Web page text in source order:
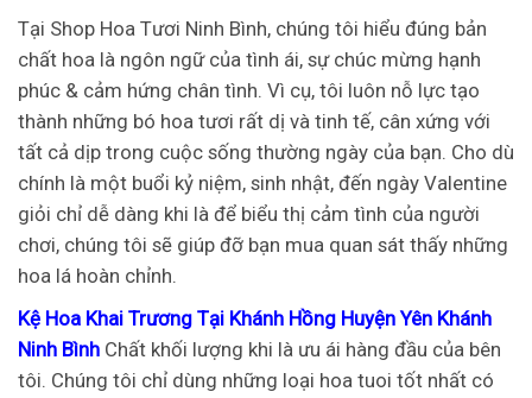
Tại Shop Hoa Tươi Ninh Bình, chúng tôi hiểu đúng bản
chất hoa là ngôn ngữ của tình ái, sự chúc mừng hạnh
phúc & cảm hứng chân tình. Vì cụ, tôi luôn nỗ lực tạo
thành những bó hoa tươi rất dị và tinh tế, cân xứng với
tất cả dịp trong cuộc sống thường ngày của bạn. Cho dù
chính là một buổi kỷ niệm, sinh nhật, đến ngày Valentine
giỏi chỉ dễ dàng khi là để biểu thị cảm tình của người
chơi, chúng tôi sẽ giúp đỡ bạn mua quan sát thấy những
hoa lá hoàn chỉnh.
Kệ Hoa Khai Trương Tại Khánh Hồng Huyện Yên Khánh
Ninh Bình Chất khối lượng khi là ưu ái hàng đầu của bên
tôi. Chúng tôi chỉ dùng những loại hoa tuoi tốt nhất có